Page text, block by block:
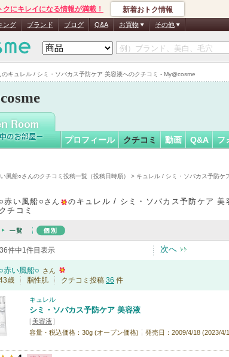
のキュレル / シミ・ソバカス予防ケア 美容液へのクチコミ - My@cosme
クにキレイになる情報が満載！ 新着おトク情報
ング ブランド ブログ Q&A お買物 その他
赤い風船○さん
プロフィール クチコミ 動画 Q&A フ
風船○さんのクチコミ投稿一覧（投稿日時順） > キュレル / シミ・ソバカス予防ケ
○赤い風船○ さん の キュレル / シミ・ソバカス予防ケア 美
クチコミ
件中1件目表示 次へ
○赤い風船○ さん
歳 脂性肌 クチコミ投稿 36 件
キュレル
シミ・ソバカス予防ケア 美容液
[美容液]
容量・税込価格：30g (オープン価格)
発売日：2009/4/18 (2023/4/